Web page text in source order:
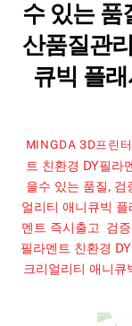
수 있는 품
산품질관
큐빅 플
MINGDA 3D프린터
트 친환경 DY필라
을수 있는 품질, 검
얼리티 애니큐빅
멘트 즉시출고 검
필라멘트 친환경
크리얼리티 애니